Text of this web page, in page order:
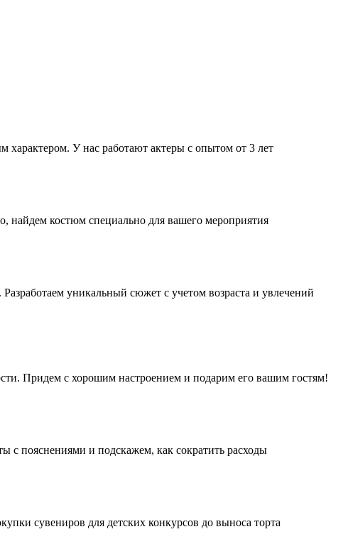
У нас работают актеры с опытом от 3 лет
найдем костюм специально для вашего мероприятия
уникальный сюжет с учетом возраста и увлечений
Придем с хорошим настроением и подарим его вашим гостям!
с пояснениями и подскажем, как сократить расходы
сувениров для детских конкурсов до выноса торта